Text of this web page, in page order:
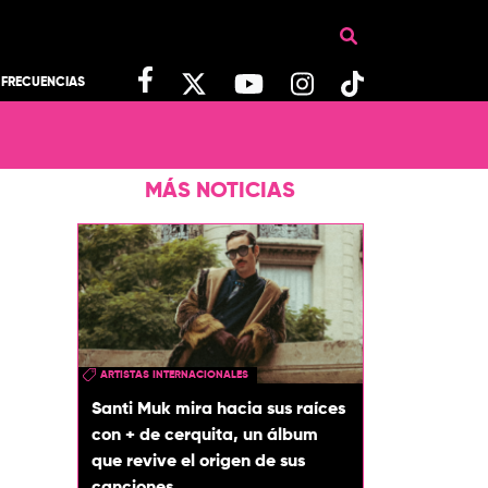
FRECUENCIAS
MÁS NOTICIAS
ARTISTAS INTERNACIONALES
Santi Muk mira hacia sus raíces
con + de cerquita, un álbum
que revive el origen de sus